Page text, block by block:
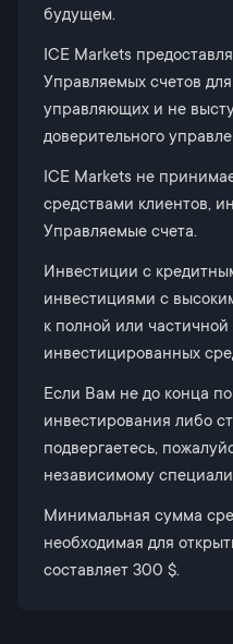
будущем.
ICE Markets
Управляемых счетов
управляющих и не
доверительного
ICE Markets не
средствами клиентов,
Управляемые счета.
Инвестиции с
инвестициями с
к полной или частичной
инвестицированных
Если Вам не до конца
инвестирования либо
подвергаетесь,
независимому
Минимальная сумма
необходимая для
составляет 300 $.